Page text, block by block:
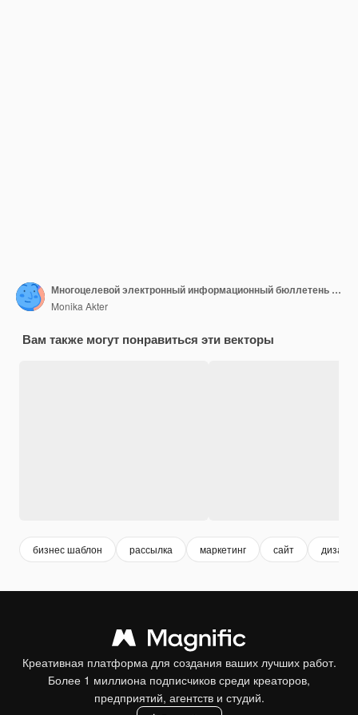
Многоцелевой электронный информационный бюллетень о моде Электронная коммерция Шаблон почтового маркетинга Mailchimp
Monika Akter
Вам также могут понравиться эти векторы
бизнес шаблон рассылка маркетинг сайт дизайн
Креативная платформа для создания ваших лучших работ.
Более 1 миллиона подписчиков среди креаторов,
предприятий, агентств и студий.